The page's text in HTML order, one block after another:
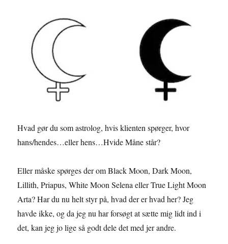
Hvad gør du som astrolog, hvis klienten spørger, hvor
hans/hendes…eller hens…Hvide Måne står?
Eller måske spørges der om Black Moon, Dark Moon,
Lillith, Priapus, White Moon Selena eller True Light Moon
Arta? Har du nu helt styr på, hvad der er hvad her? Jeg
havde ikke, og da jeg nu har forsøgt at sætte mig lidt ind i
det, kan jeg jo lige så godt dele det med jer andre.